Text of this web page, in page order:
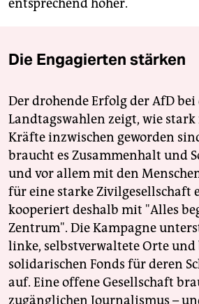
entsprechend höher.
Die Engagierten stärken
Der drohende Erfolg der AfD
Landtagswahlen zeigt, wie
Kräfte inzwischen geworden
braucht es Zusammenhalt und
und vor allem mit den
für eine starke Zivilgesellschaft
kooperiert deshalb mit "Alles
Zentrum". Die Kampagne
linke, selbstverwaltete Orte und
solidarischen Fonds für deren
auf. Eine offene Gesellschaft
zugänglichen Journalismus –